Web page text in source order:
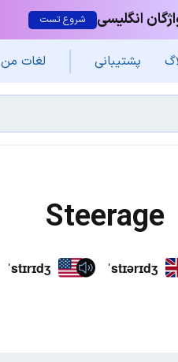
انگلیسی شروع تست
پشتیبانی لغات من
Steerage
ˈstɪrɪdʒ ˈstɪərɪdʒ